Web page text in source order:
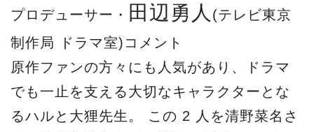
プロデューサー・ 田辺勇人 (テレビ東京
制作局 ドラマ室)コメント
原作ファンの方々にも人気があり、ドラマ
でも一止を支える大切なキャラクターとな
るハルと大狸先生。 この 2 人を清野菜名さ